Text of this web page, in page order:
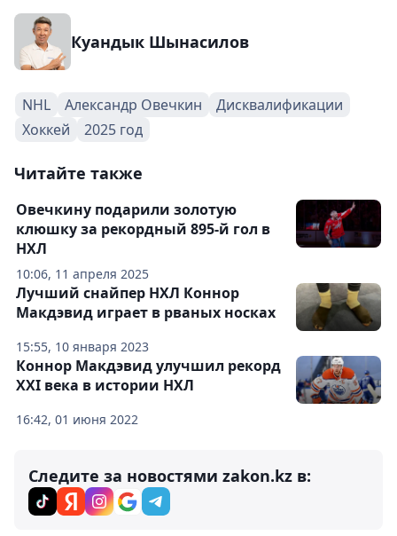
Куандык Шынасилов
NHL Александр Овечкин
Дисквалификации
Хоккей
2025 год
Читайте также
10:06, 11 апреля 2025
Овечкину подарили золотую
клюшку за рекордный 895-й гол в
НХЛ
15:55, 10 января 2023
Лучший снайпер НХЛ Коннор
Макдэвид играет в рваных носках
16:42, 01 июня 2022
Коннор Макдэвид улучшил рекорд
XXI века в истории НХЛ
Следите за новостями zakon.kz в: